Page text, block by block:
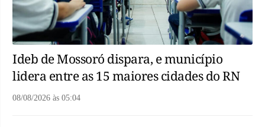
Ideb de Mossoró dispara, e município
lidera entre as 15 maiores cidades do RN
08/08/2026 às 05:04